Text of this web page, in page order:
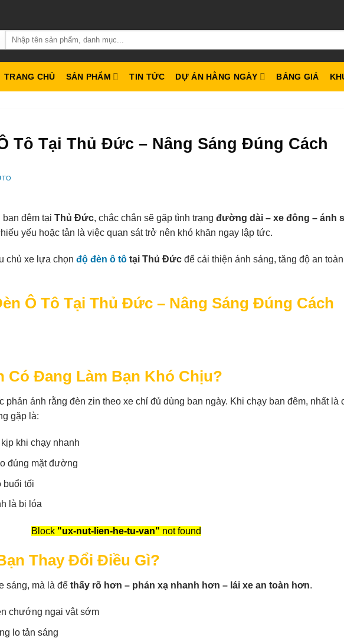
Tìm
kiếm:
TRANG CHỦ SẢN PHẨM TIN TỨC DỰ ÁN HẰNG NGÀY BẢNG GIÁ
Tô Tại Thủ Đức – Nâng Sáng Đúng Cách
đêm tại Thủ Đức, chắc chắn sẽ gặp tình trạng đường dài – xe đông – ánh
yếu hoặc tản là việc quan sát trở nên khó khăn ngay lập tức.
chủ xe lựa chọn độ đèn ô tô tại Thủ Đức để cải thiện ánh sáng, tăng độ an
Ô Tô Tại Thủ Đức – Nâng Sáng Đúng Cách
Có Đang Làm Bạn Khó Chịu?
ánh rằng đèn zin theo xe chỉ đủ dùng ban ngày. Khi chạy ban đêm, nhất là
gặp là:
khi chạy nhanh
đúng mặt đường
buổi tối
là bị lóa
Block "ux-nut-lien-he-tu-van" not found
Thay Đổi Điều Gì?
sáng, mà là để thấy rõ hơn – phản xạ nhanh hơn – lái xe an toàn hơn.
chướng ngại vật sớm
lo tản sáng